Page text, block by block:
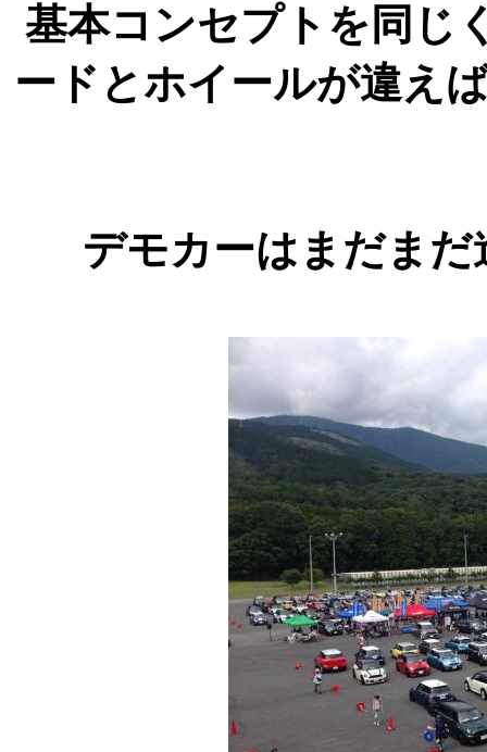
基本コンセプトを同じ
ードとホイールが違え
デモカーはまだまだ